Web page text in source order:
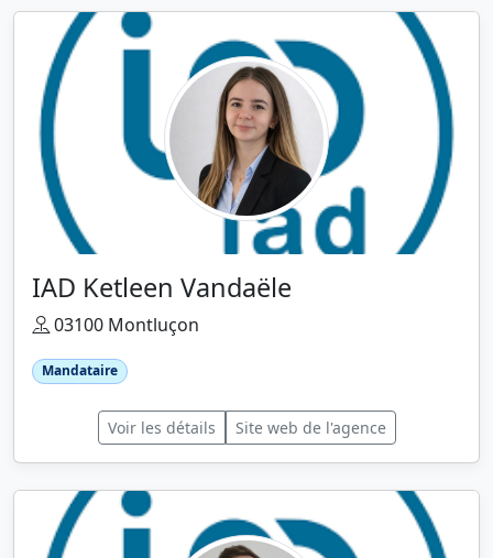
IAD Ketleen Vandaële
03100 Montluçon
Mandataire
Voir les détails Site web de l'agence